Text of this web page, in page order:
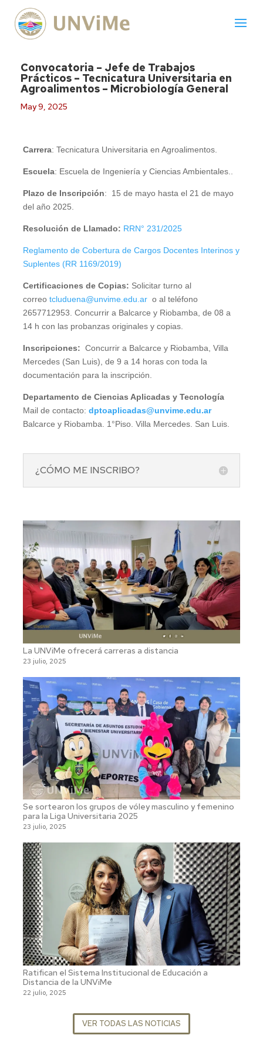
Convocatoria – Jefe de Trabajos
Prácticos – Tecnicatura Universitaria en
Agroalimentos – Microbiología General
May 9, 2025
Carrera: Tecnicatura Universitaria en Agroalimentos.
Escuela: Escuela de Ingeniería y Ciencias Ambientales..
Plazo de Inscripción: 15 de mayo hasta el 21 de mayo
del año 2025.
Resolución de Llamado: RRN° 231/2025
Reglamento de Cobertura de Cargos Docentes Interinos y
Suplentes (RR 1169/2019)
Certificaciones de Copias: Solicitar turno al
correo tcluduena@unvime.edu.aro al teléfono
2657712953. Concurrir a Balcarce y Riobamba, de 08 a
14 h con las probanzas originales y copias.
Inscripciones: Concurrir a Balcarce y Riobamba, Villa
Mercedes (San Luis), de 9 a 14 horas con toda la
documentación para la inscripción.
Departamento de Ciencias Aplicadas y Tecnología
Mail de contacto: dptoaplicadas@unvime.edu.ar
Balcarce y Riobamba. 1°Piso. Villa Mercedes. San Luis.
¿CÓMO ME INSCRIBO?
La UNViMe ofrecerá carreras a distancia
23 julio, 2025
Se sortearon los grupos de vóley masculino y femenino
para la Liga Universitaria 2025
23 julio, 2025
Ratifican el Sistema Institucional de Educación a
Distancia de la UNViMe
22 julio, 2025
VER TODAS LAS NOTICIAS